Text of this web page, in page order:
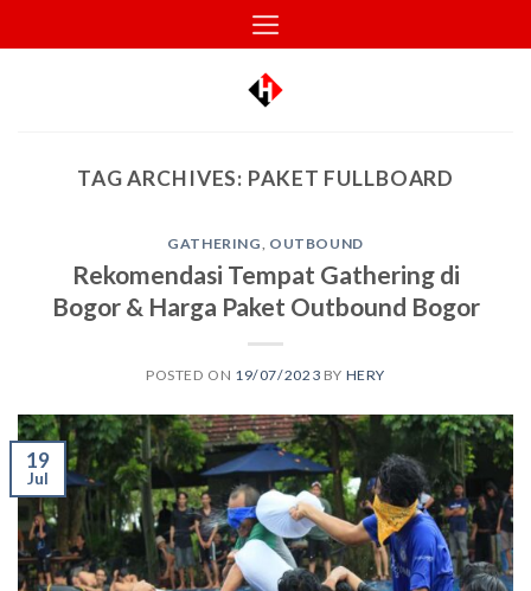
to
TAG ARCHIVES: PAKET FULLBOARD
GATHERING OUTBOUND
Rekomendasi Tempat Gathering di
Bogor & Harga Paket Outbound Bogor
POSTED ON 19/07/2023 BY HERY
19
Jul